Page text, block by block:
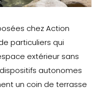
chez Action
particuliers qui
extérieur sans
autonomes
un coin de terrasse